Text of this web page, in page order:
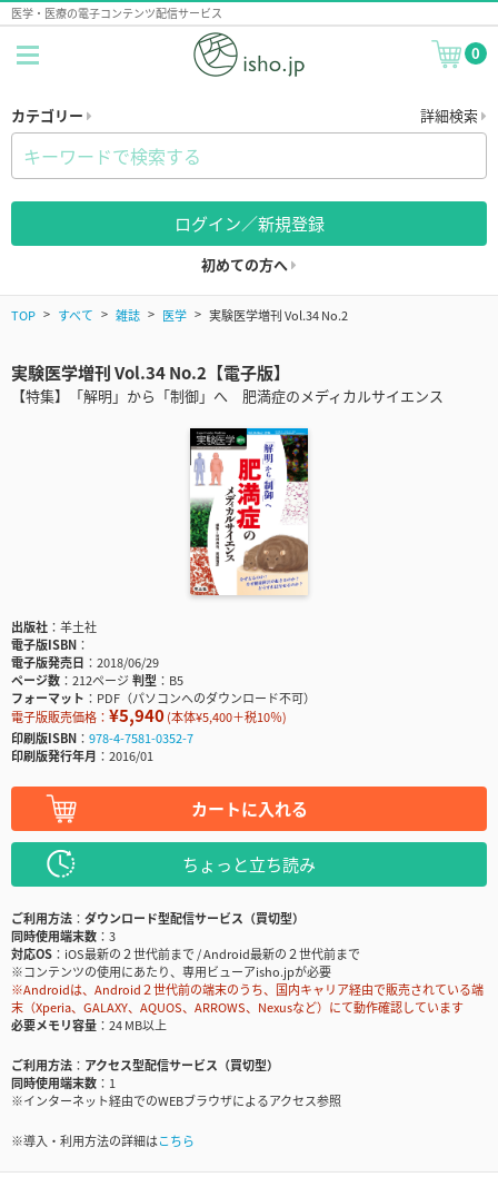
医学・医療の電子コンテンツ配信サービス
0
カテゴリー 詳細検索
ログイン／新規登録
初めての方へ
TOP すべて 雑誌 医学 実験医学増刊 Vol.34 No.2
実験医学増刊 Vol.34 No.2【電子版】
【特集】「解明」から「制御」へ 肥満症のメディカルサイエンス
出版社
羊土社
電子版ISBN
電子版発売日
2018/06/29
ページ数
212ページ判型
B5
フォーマット
PDF（パソコンへのダウンロード不可）
電子版販売価格： ¥5,940(本体¥5,400＋税10％)
印刷版ISBN
978-4-7581-0352-7
印刷版発行年月
2016/01
カートに入れる
ちょっと立ち読み
ご利用方法
ダウンロード型配信サービス（買切型）
同時使用端末数
3
対応OS
iOS最新の２世代前まで / Android最新の２世代前まで
※コンテンツの使用にあたり、専用ビューアisho.jpが必要
※Androidは、Android２世代前の端末のうち、国内キャリア経由で販売されている端
末（Xperia、GALAXY、AQUOS、ARROWS、Nexusなど）にて動作確認しています
必要メモリ容量
24 MB以上
ご利用方法
アクセス型配信サービス（買切型）
同時使用端末数
1
※インターネット経由でのWEBブラウザによるアクセス参照
※導入・利用方法の詳細はこちら